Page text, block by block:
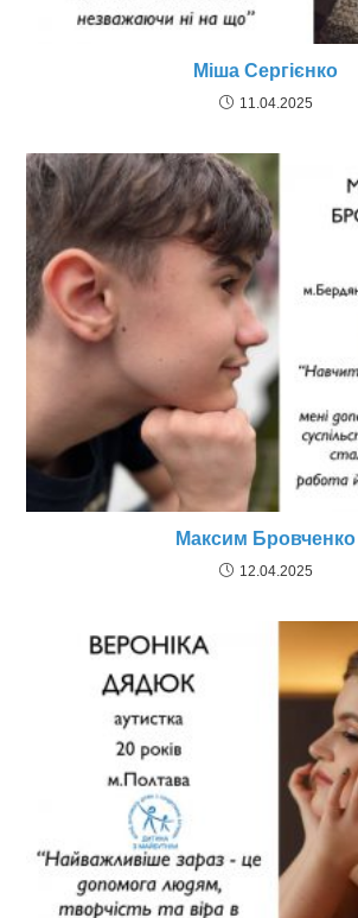
Мішa Сергієнко
11.04.2025
Максим Бровченко
12.04.2025